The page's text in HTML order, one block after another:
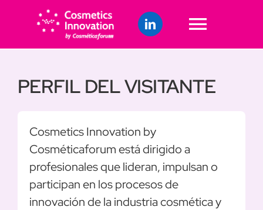
Toggle
VISITANTES
CONGRESO
PERFIL DEL VISITANTE
Cosmetics Innovation by
Cosméticaforum está dirigido a
profesionales que lideran, impulsan o
participan en los procesos de
innovación de la industria cosmética y